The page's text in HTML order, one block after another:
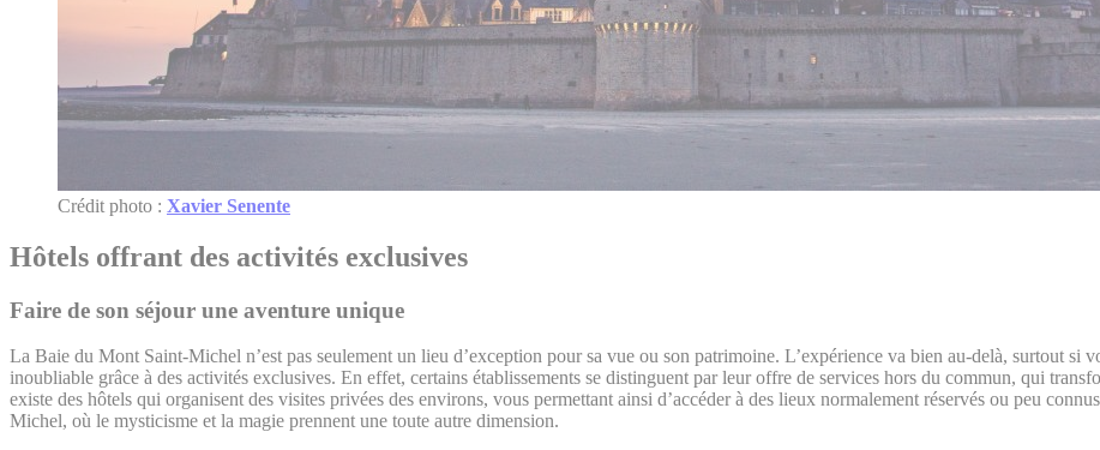
Crédit photo : Xavier Senente
Hôtels offrant des activités exclusives
Faire de son séjour une aventure unique
La Baie du Mont Saint-Michel n’est pas seulement un lieu d’exception pour sa vue ou son patrimoine. L’expérience va bien au-delà, surtout si
inoubliable grâce à des activités exclusives. En effet, certains établissements se distinguent par leur offre de services hors du commun, qui
existe des hôtels qui organisent des visites privées des environs, vous permettant ainsi d’accéder à des lieux normalement réservés ou peu
Michel, où le mysticisme et la magie prennent une toute autre dimension.